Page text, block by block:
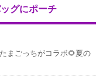
グにポーチ
まごっちがコラボ🌻夏の